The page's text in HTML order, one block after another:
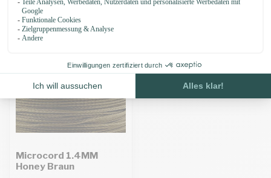
Microcord 1.4MM
Honey Braun